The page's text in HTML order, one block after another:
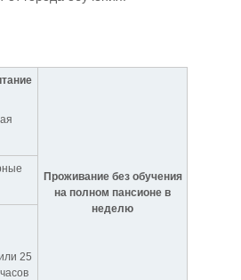
Проживание без обучения
на полном пансионе в
неделю
25